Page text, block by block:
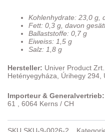
Kohlenhydrate: 23,0 g,
Fett: 0,3 g, davon
Ballaststoffe: 0,7 g
Eiweiss: 1,5 g
Salz: 1,8 g
Hersteller: Univer Product
Hetényegyháza, Úrihegy 294,
Importeur & Generalvertrieb:
61 , 6064 Kerns / CH